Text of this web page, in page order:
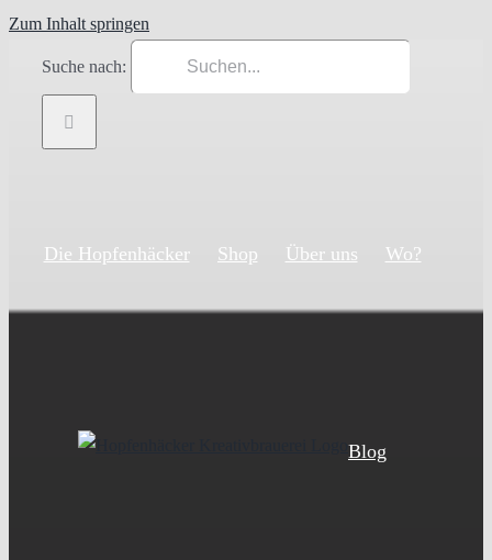
Zum Inhalt springen
Suche nach:
Die Hopfenhäcker Shop Über uns Wo?
Blog